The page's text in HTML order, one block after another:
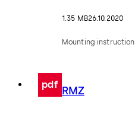
1.35 MB26.10.2020
Mounting instruction
pdf RMZ